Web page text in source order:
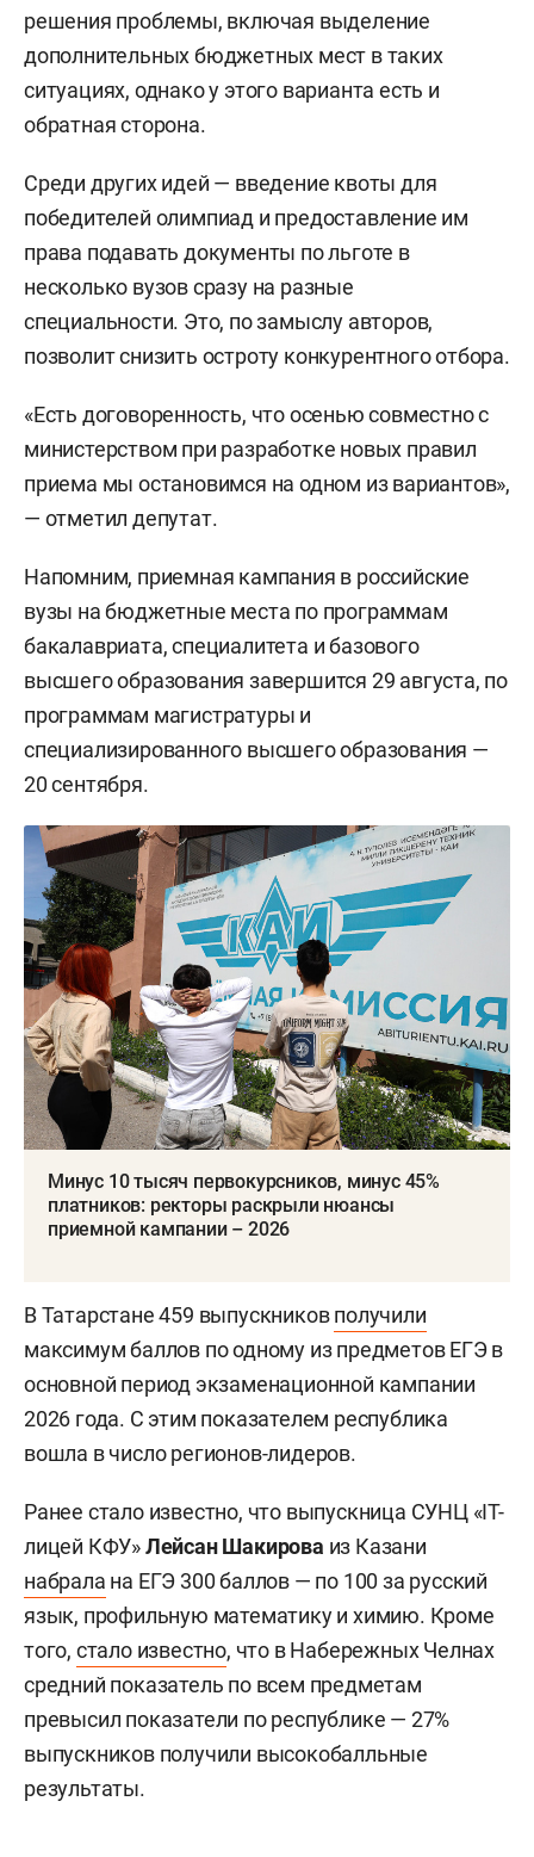
решения проблемы, включая выделение
дополнительных бюджетных мест в таких
ситуациях, однако у этого варианта есть и
обратная сторона.
Среди других идей — введение квоты для
победителей олимпиад и предоставление им
права подавать документы по льготе в
несколько вузов сразу на разные
специальности. Это, по замыслу авторов,
позволит снизить остроту конкурентного отбора.
«Есть договоренность, что осенью совместно с
министерством при разработке новых правил
приема мы остановимся на одном из вариантов»,
— отметил депутат.
Напомним, приемная кампания в российские
вузы на бюджетные места по программам
бакалавриата, специалитета и базового
высшего образования завершится 29 августа, по
программам магистратуры и
специализированного высшего образования —
20 сентября.
Минус 10 тысяч первокурсников, минус 45%
платников: ректоры раскрыли нюансы
приемной кампании – 2026
В Татарстане 459 выпускниковполучили
максимум баллов по одному из предметов ЕГЭ в
основной период экзаменационной кампании
2026 года. С этим показателем республика
вошла в число регионов-лидеров.
Ранее стало известно, что выпускница СУНЦ «IT-
лицей КФУ»Лейсан Шакирова из Казани
набрала на ЕГЭ 300 баллов — по 100 за русский
язык, профильную математику и химию. Кроме
того, стало известно, что в Набережных Челнах
средний показатель по всем предметам
превысил показатели по республике — 27%
выпускников получили высокобалльные
результаты.